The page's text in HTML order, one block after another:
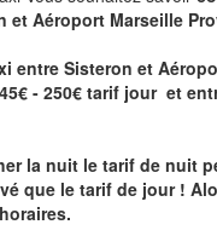
et Aéroport Marseille
entre Sisteron et
- 250€ tarif jour et
la nuit le tarif de nuit
que le tarif de jour !